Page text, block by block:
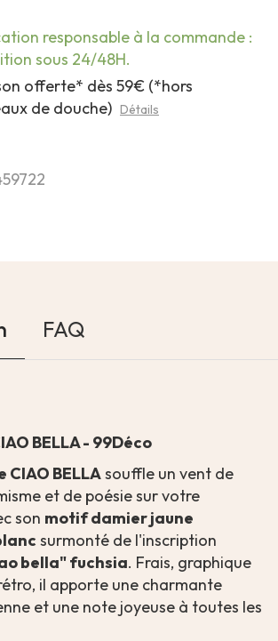
responsable à la commande :
sous 24/48H.
offerte* dès 59€ (*hors
de douche) Détails
FAQ
BELLA - 99Déco
BELLAsouffle un vent de
et de poésie sur votre
son motif damier jaune
surmonté de l'inscription
bella" fuchsia. Frais, graphique
il apporte une charmante
et une note joyeuse à toutes les